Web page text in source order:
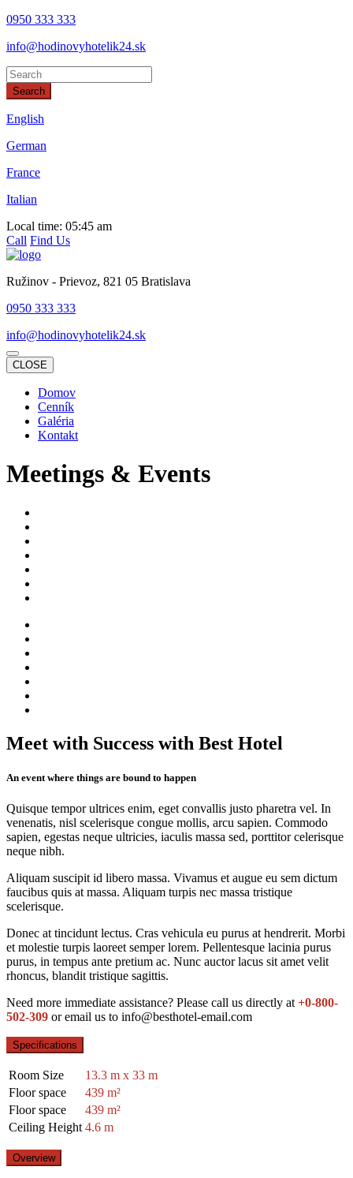
0950 333 333
info@hodinovyhotelik24.sk
Search
English
German
France
Italian
Local time: 05:45 am
Call Find Us
Ružinov - Prievoz, 821 05 Bratislava
0950 333 333
info@hodinovyhotelik24.sk
CLOSE
Domov
Cenník
Galéria
Kontakt
Meetings & Events
Meet with Success with Best Hotel
An event where things are bound to happen
Quisque tempor ultrices enim, eget convallis justo pharetra vel. In
venenatis, nisl scelerisque congue mollis, arcu sapien. Commodo
sapien, egestas neque ultricies, iaculis massa sed, porttitor celerisque
neque nibh.
Aliquam suscipit id libero massa. Vivamus et augue eu sem dictum
faucibus quis at massa. Aliquam turpis nec massa tristique
scelerisque.
Donec at tincidunt lectus. Cras vehicula eu purus at hendrerit. Morbi
et molestie turpis laoreet semper lorem. Pellentesque lacinia purus
purus, in tempus ante pretium ac. Nunc auctor lacus sit amet velit
rhoncus, blandit tristique sagittis.
Need more immediate assistance? Please call us directly at +0-800-
502-309 or email us to info@besthotel-email.com
Specifications
Room Size
13.3 m x 33 m
Floor space
439 m²
Floor space
439 m²
Ceiling Height 4.6 m
Overview